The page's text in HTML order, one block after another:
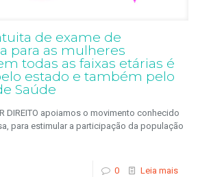
de exame de
para as mulheres
todas as faixas etárias é
estado e também pelo
Saúde
DIREITO apoiamos o movimento conhecido
para estimular a participação da população
0 Leia mais